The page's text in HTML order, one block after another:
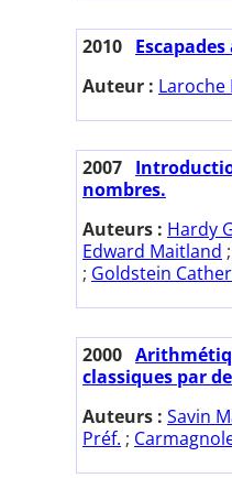
2010
Auteur : Laroche
2007
nombres.
Auteurs : Hardy
Edward Maitland ;
; Goldstein
2000
classiques par
Auteurs : Savin
Préf. ;